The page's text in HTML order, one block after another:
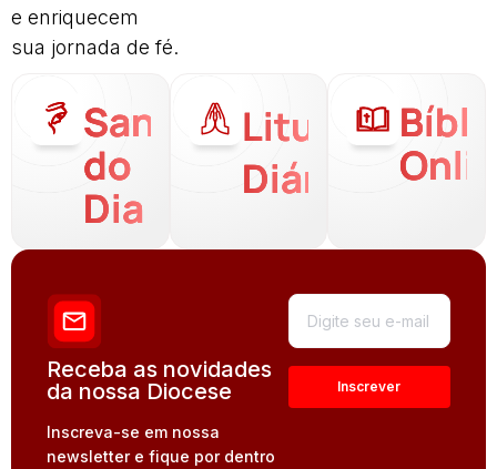
e enriquecem
sua jornada de fé.
Santo
do
Dia
Liturgia
Diária
Receba as novidades
da nossa Diocese
Inscreva-se em nossa
newsletter e fique por dentro